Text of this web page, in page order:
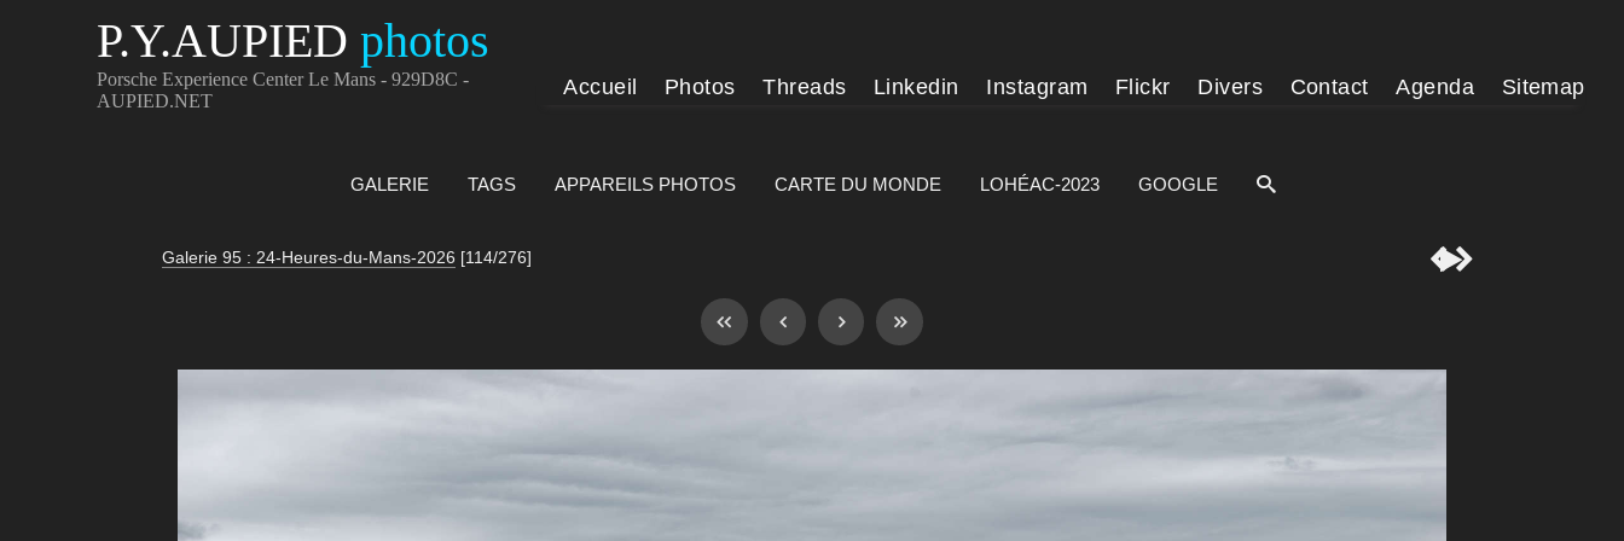
P.Y.AUPIED photos
Porsche Experience Center Le Mans - 929D8C -
AUPIED.NET
Accueil Photos Threads Linkedin Instagram Flickr Divers Contact Agenda Sitemap
GALERIE TAGS APPAREILS PHOTOS CARTE DU MONDE LOHÉAC-2023 GOOGLE
Galerie 95 : 24-Heures-du-Mans-2026 [114/276] 